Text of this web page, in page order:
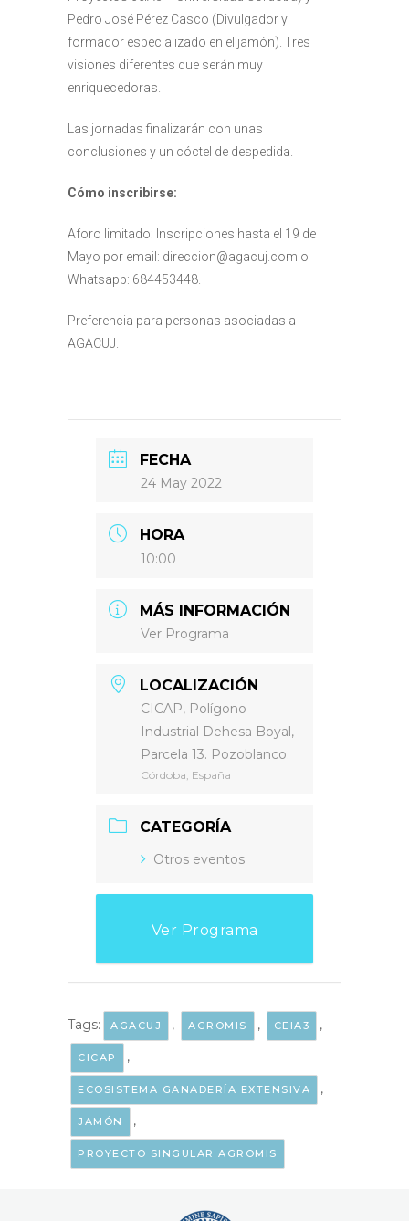
Pedro José Pérez Casco (Divulgador y
formador especializado en el jamón). Tres
visiones diferentes que serán muy
enriquecedoras.
Las jornadas finalizarán con unas
conclusiones y un cóctel de despedida.
Cómo inscribirse:
Aforo limitado: Inscripciones hasta el 19 de
Mayo por email: direccion@agacuj.com o
Whatsapp: 684453448.
Preferencia para personas asociadas a
AGACUJ.
FECHA
24 May 2022
HORA
10:00
MÁS INFORMACIÓN
Ver Programa
LOCALIZACIÓN
CICAP, Polígono
Industrial Dehesa Boyal,
Parcela 13. Pozoblanco.
Córdoba, España
CATEGORÍA
Otros eventos
Ver Programa
Tags: AGACUJ , AGROMIS , CEIA3 ,
CICAP ,
ECOSISTEMA GANADERÍA EXTENSIVA ,
JAMÓN ,
PROYECTO SINGULAR AGROMIS